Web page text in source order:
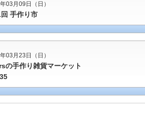
03月09日（日）
手作り市
03月23日（日）
の手作り雑貨マーケット